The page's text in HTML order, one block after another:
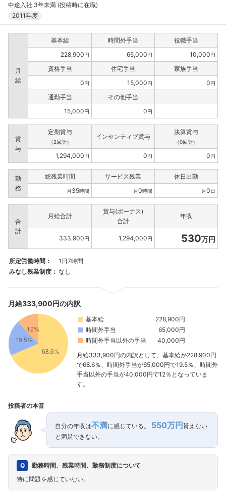
中途入社 3年未満 (投稿時に在職)
2011年度
月
給
基本給 時間外手当
役職手当
228,900円 65,000円 10,000円
資格手当 住宅手当
家族手当
0円 15,000円 0円
通勤手当
その他手当
15,000円 0円
賞
与
定期賞与
（2回計）
インセンティブ賞与
決算賞与
（0回計）
1,294,000円 0円 0円
勤
務
総残業時間 サービス残業 休日出勤
月 35時間 月0時間 月0日
合
計
月給合計
賞与(ボーナス)
合計
年収
333,900円 1,294,000円 530万円
所定労働時間：
1日7時間
みなし残業制度： なし
月給333,900円の内訳
基本給
228,900円
時間外手当
65,000円
時間外手当以外の手当
40,000円
月給333,900円の内訳として、基本給が228,900円
で68.6％、時間外手当が65,000円で19.5％、時間外
手当以外の手当が40,000円で12％となっていま
す。
投稿者の本音
自分の年収は不満に感じている。 550万円 貰えない
と満足できない。
勤務時間、残業時間、勤務制度について
特に問題を感じていない。